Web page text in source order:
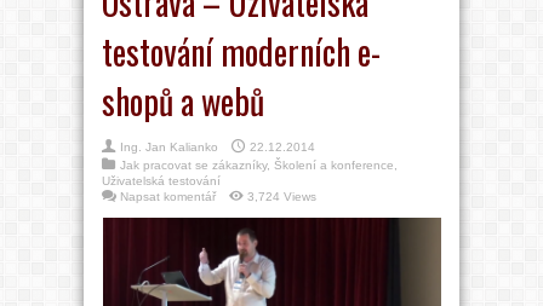
testování moderních e-
shopů a webů
Ing. Jan Kalianko
22.12.2014
Jak pracovat se zákazníky, Školení a konference
Uživatelská testování
Napsat komentář
3,724 Views